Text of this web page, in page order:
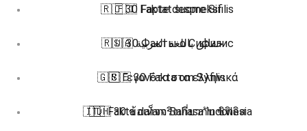
🇷🇴 30 Fapte despre Sifilis
🇷🇺 30 Факты о Сифилис
🇸🇪 30 Fakta om Syfilis
🇹🇭 30 ข้อเท็จจริงเกี่ยวกับ ซิฟิลิส
🇫🇮 Faktat suomeksi
🇸🇦 حقائق باللغة العربية
🇬🇷 Γεγονότα στα ελληνικά
🇮🇩 Fakta dalam Bahasa Indonesia